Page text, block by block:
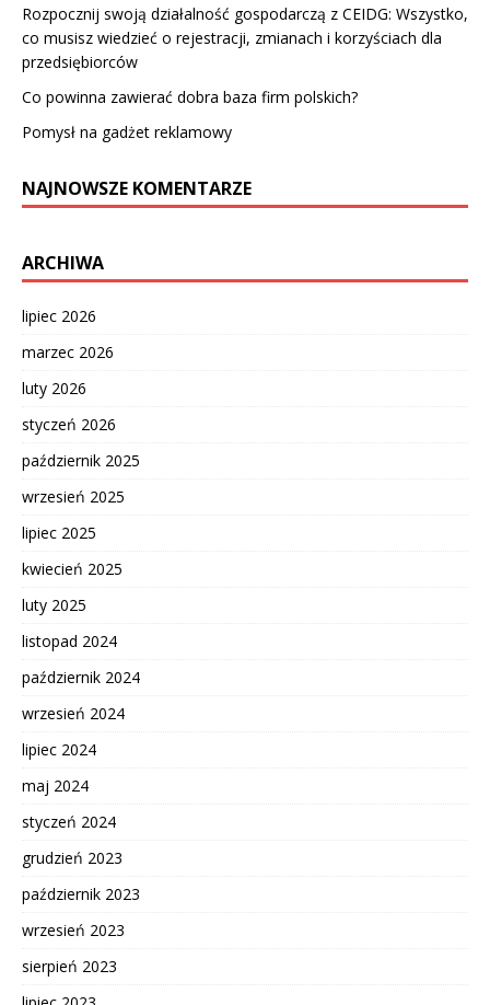
Rozpocznij swoją działalność gospodarczą z CEIDG: Wszystko,
co musisz wiedzieć o rejestracji, zmianach i korzyściach dla
przedsiębiorców
Co powinna zawierać dobra baza firm polskich?
Pomysł na gadżet reklamowy
NAJNOWSZE KOMENTARZE
ARCHIWA
lipiec 2026
marzec 2026
luty 2026
styczeń 2026
październik 2025
wrzesień 2025
lipiec 2025
kwiecień 2025
luty 2025
listopad 2024
październik 2024
wrzesień 2024
lipiec 2024
maj 2024
styczeń 2024
grudzień 2023
październik 2023
wrzesień 2023
sierpień 2023